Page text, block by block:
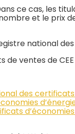
ce cas, les
et le prix
national
ventes de
des certificats